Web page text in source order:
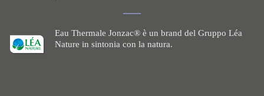
Eau Thermale Jonzac® è un brand del Gruppo Léa
Nature in sintonia con la natura.